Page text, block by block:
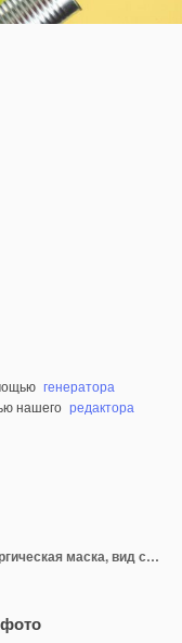
генератора
нашего редактора
Основные продукты питания и хирургическая маска, вид сверху. Продовольственные товары и концепция коронавируса